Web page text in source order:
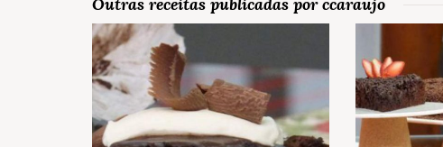
Outras receitas publicadas por ccaraujo